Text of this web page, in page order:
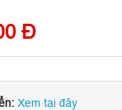
Đ
Xem tại đây